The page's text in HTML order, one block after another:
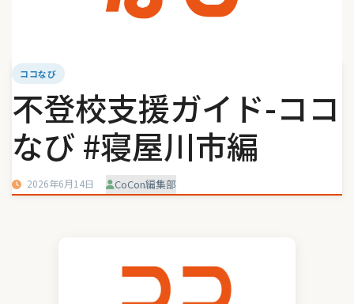
ココなび
不登校支援ガイド-ココ
なび #寝屋川市編
2026年6月14日 CoCon編集部